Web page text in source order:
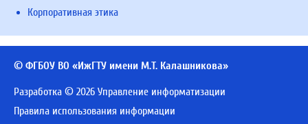
Корпоративная этика
© ФГБОУ ВО «ИжГТУ имени М.Т. Калашникова»
Разработка © 2026 Управление информатизации
Правила использования информации